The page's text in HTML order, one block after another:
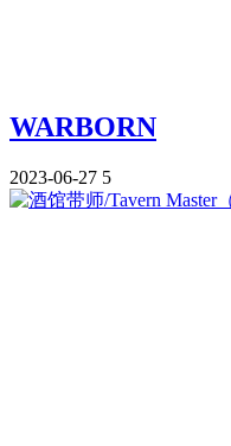
WARBORN
2023-06-27 5